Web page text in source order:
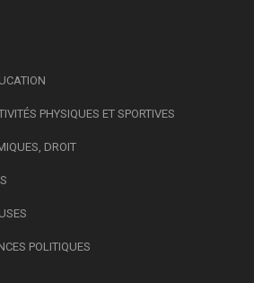
PHYSIQUES ET SPORTIVES
DROIT
POLITIQUES